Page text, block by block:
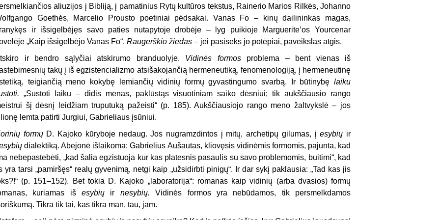
aliuzijos į Bibliją, į pamatinius Rytų kultūros tekstus, Rainerio Marios Rilkės, Johanno
Goethės, Marcelio Prousto poetiniai pėdsakai. Vanas Fo – kinų dailininkas magas,
ir išsigelbėjęs savo paties nutapytoje drobėje – lyg puikioje Marguerite’os Yourcenar
„Kaip išsigelbėjo Vanas Fo“. Raugerškio žiedas ­­­ – jei pasiseks jo potėpiai, paveikslas atgis.
ir bendro sąlyčiai atskirumo branduolyje. Vidinės formos problema – bent vienas iš
takų į iš egzistencializmo atsišakojančią hermeneutiką, fenomenologiją, į hermeneutinę
teigiančią meno kokybę lemiančių vidinių formų gyvastingumo svarbą. Ir būtinybę laiku
„Sustoti laiku – didis menas, paklūstąs visuotiniam saiko dėsniui; tik aukščiausio rango
šį dėsnį leidžiam truputuką pažeisti“ (p. 185). Aukščiausiojo rango meno žaltvykslė – jos
lemta patirti Jurgiui, Gabrieliaus įsūniui.
formų D. Kajoko kūryboje nedaug. Jos nugramzdintos į mitų, archetipų gilumas, įesybių ir
dialektiką. Abejonė išlaikoma: Gabrielius Aušautas, kliovęsis vidinėmis formomis, pajunta, kad
nebepastebėti, „kad šalia egzistuoja kur kas platesnis pasaulis su savo problemomis, buitimi“, kad
yra tarsi „pamiršęs“ realų gyvenimą, netgi kaip „užsidirbti pinigų“. Ir dar sykį paklausia: „Tad kas jis
(p. 151–152). Bet tokia D. Kajoko „laboratorija“: romanas kaip vidinių (arba dvasios) formų
kuriamas išesybių ir nesybių.Vidinės formos yra nebūdamos, tik persmelkdamos
Tikra tik tai, kas tikra man, tau, jam.